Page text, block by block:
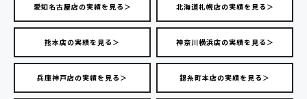
愛知名古屋店の実績を見る＞ 北海道札幌店の実績を見る＞
熊本店の実績を見る＞ 神奈川横浜店の実績を見る＞
兵庫神戸店の実績を見る＞ 錦糸町本店の実績を見る＞